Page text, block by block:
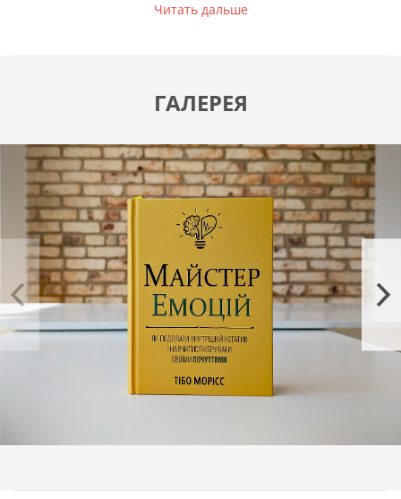
родители должны были бы подарить нам еще при
А еще на страницах этой книги есть:
Простая формула, с помощью которой можно
перепрограммировать свой ум так, чтобы иметь
больше положительных эмоций.
31 простая стратегия преодоления негативных
эмоций.
Секрет изменения собственной истории, который
позволяет взять под контроль свою жизнь.
Практические упражнения для преодоления
стрессовых ситуаций, защитных реакций,
ревности, страха и других негативных эмоций.
Информация о том, как использовать эмоции для
личностного роста;
Читать дальше
ГАЛЕРЕЯ